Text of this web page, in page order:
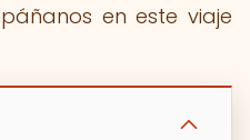
en este viaje